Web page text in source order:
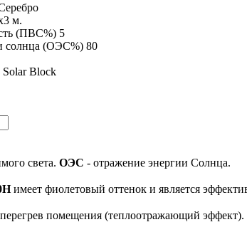
м.
(ПВС%) 5
солнца (ОЭС%) 80
Solar Block
света. ОЭС - отражение энергии Солнца.
имеет фиолетовый оттенок и является
помещения (теплоотражающий эффект).